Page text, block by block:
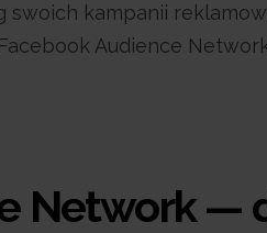
swoich kampanii
Audience
Network —